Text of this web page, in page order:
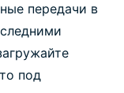
передачи в
под